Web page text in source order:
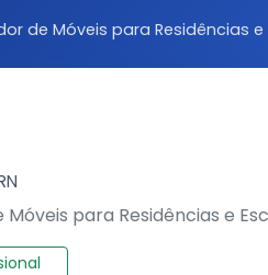
de Móveis para Residências e
para Residências e